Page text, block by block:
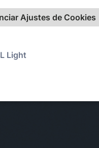
Ajustes de Cookies
Light